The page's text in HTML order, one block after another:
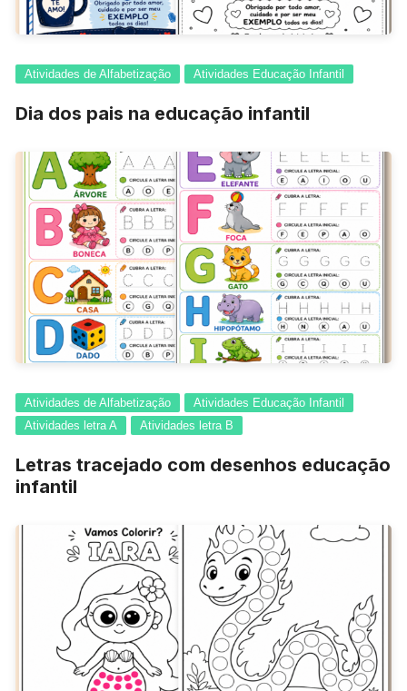
Atividades de Alfabetização Atividades Educação Infantil
Dia dos pais na educação infantil
Atividades de Alfabetização
Atividades Educação Infantil
Atividades letra A
Atividades letra B
Letras tracejado com desenhos educação
infantil